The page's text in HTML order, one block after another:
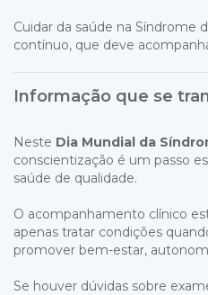
Cuidar da saúde na Síndrome
contínuo, que deve
Informação que se
Neste Dia Mundial da
conscientização é um passo
saúde de qualidade.
O acompanhamento clínico
apenas tratar condições
promover bem-estar,
Se houver dúvidas sobre